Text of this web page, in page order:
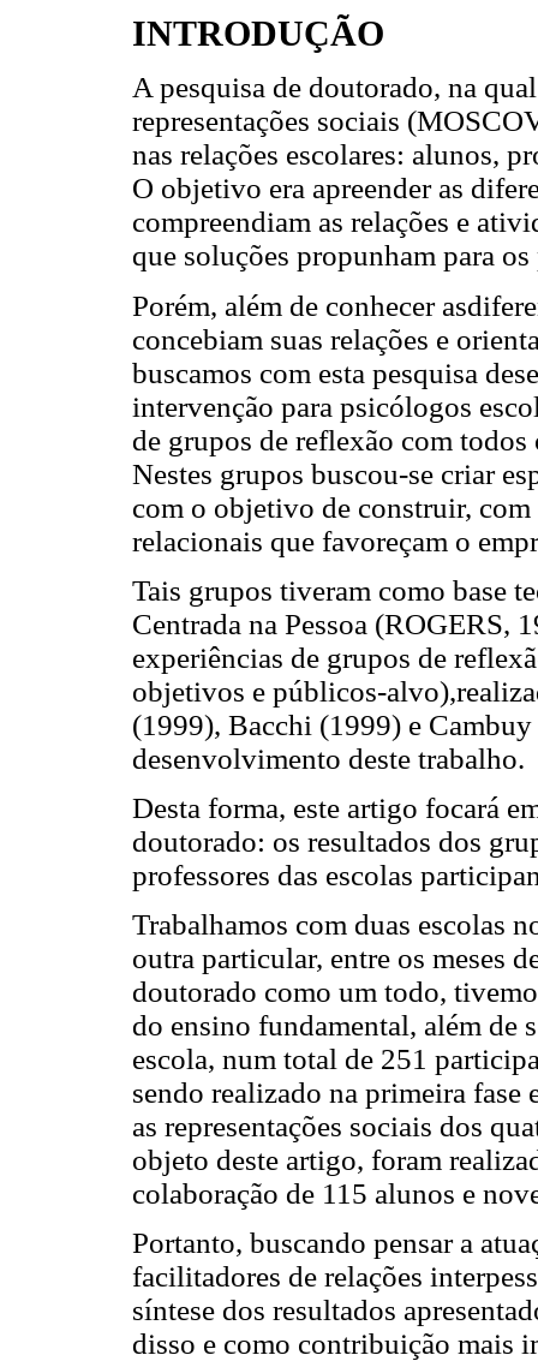
INTRODUÇÃO
A pesquisa de doutorado, na
representações sociais
nas relações escolares: alunos,
O objetivo era apreender as
compreendiam as relações e
que soluções propunham para
Porém, além de conhecer
concebiam suas relações e
buscamos com esta pesquisa
intervenção para psicólogos
de grupos de reflexão com
Nestes grupos buscou-se criar
com o objetivo de construir,
relacionais que favoreçam o
Tais grupos tiveram como base
Centrada na Pessoa (ROGERS,
experiências de grupos de
objetivos e públicos-
(1999), Bacchi (1999) e
desenvolvimento deste trabalho.
Desta forma, este artigo focará
doutorado: os resultados dos
professores das escolas
Trabalhamos com duas escolas
outra particular, entre os meses
doutorado como um todo,
do ensino fundamental, além de
escola, num total de 251
sendo realizado na primeira
as representações sociais dos
objeto deste artigo, foram
colaboração de 115 alunos e
Portanto, buscando pensar a
facilitadores de relações
síntese dos resultados
disso e como contribuição mais